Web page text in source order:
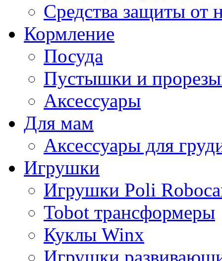
Средства защиты от
Кормление
Посуда
Пустышки и
Аксессуары
Для мам
Аксессуары для
Игрушки
Игрушки Poli
Tobot трансформеры
Куклы Winx